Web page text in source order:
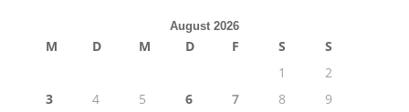
August 2026
M D M D F S
S
1
2
3
4 5 6 7 8
9